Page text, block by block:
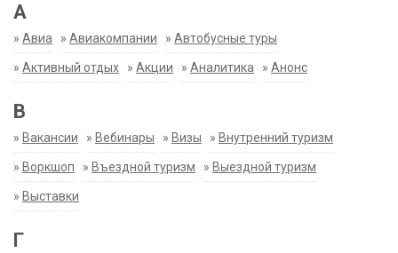
А
» Авиа » Авиакомпании » Автобусные туры
» Активный отдых » Акции » Аналитика » Анонс
В
» Вакансии » Вебинары » Визы » Внутренний туризм
» Воркшоп » Въездной туризм » Выездной туризм
» Выставки
Г